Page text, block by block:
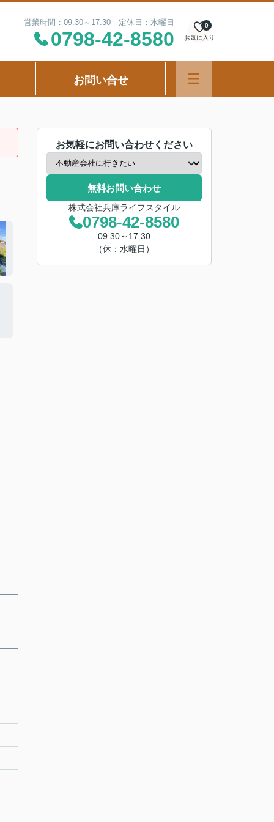
営業時間：09:30～17:30 定休日：水曜日
0798-42-8580 お気に入り
0
お問い合せ
お気軽にお問い合わせください
無料お問い合わせ
株式会社兵庫ライフスタイル
0798-42-8580
09:30～17:30
（休：水曜日）